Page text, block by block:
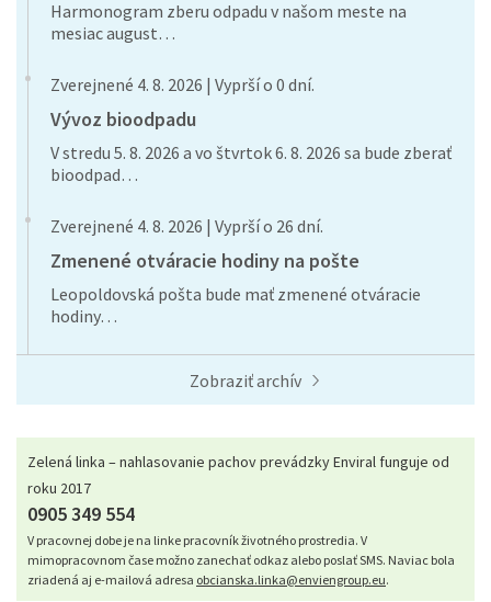
Harmonogram zberu odpadu v našom meste na
mesiac august…
Zverejnené 4. 8. 2026 | Vyprší o 0 dní.
Vývoz bioodpadu
V stredu 5. 8. 2026 a vo štvrtok 6. 8. 2026 sa bude zberať
bioodpad…
Zverejnené 4. 8. 2026 | Vyprší o 26 dní.
Zmenené otváracie hodiny na pošte
Leopoldovská pošta bude mať zmenené otváracie
hodiny…
Zobraziť archív
Zelená linka – nahlasovanie pachov prevádzky Enviral funguje od
roku 2017
0905 349 554
V pracovnej dobe je na linke pracovník životného prostredia. V
mimopracovnom čase možno zanechať odkaz alebo poslať SMS. Naviac bola
zriadená aj e-mailová adresa obcianska.linka@enviengroup.eu.